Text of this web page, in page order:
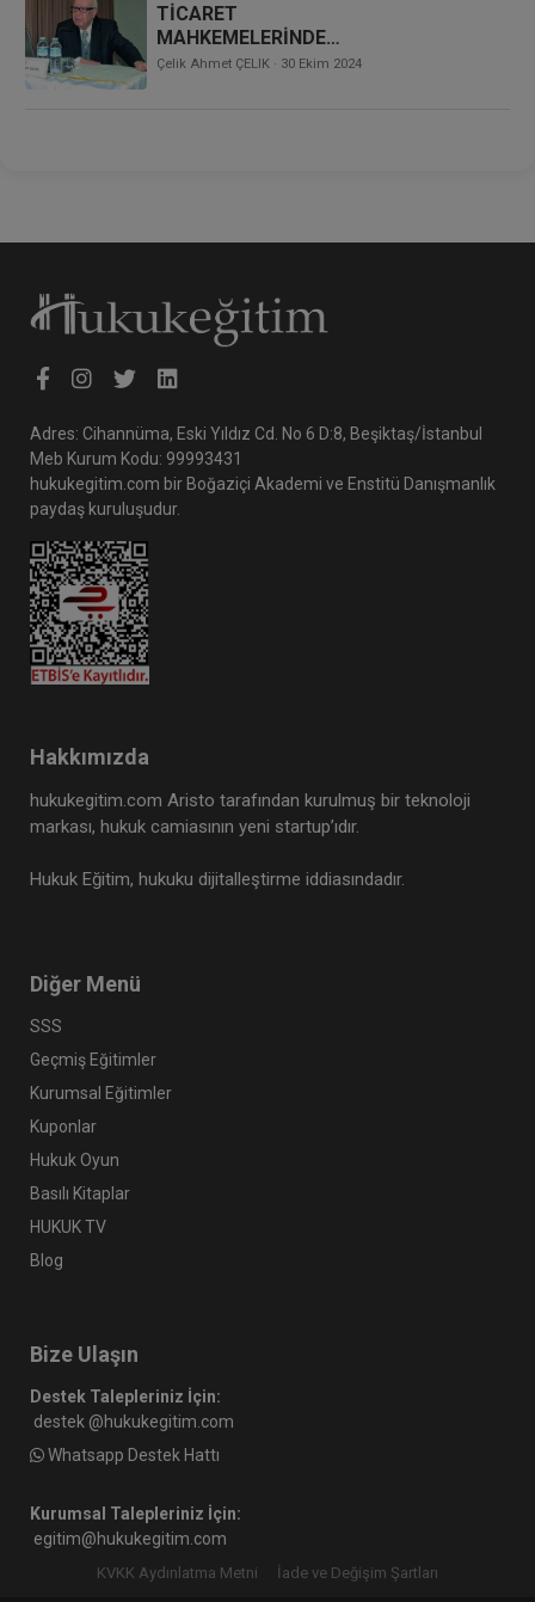
TİCARET
MAHKEMELERİNDE
ARABULUCULUK
Çelik Ahmet ÇELIK· 30 Ekim 2024
Adres: Cihannüma, Eski Yıldız Cd. No 6 D:8, Beşiktaş/İstanbul
Meb Kurum Kodu: 99993431
hukukegitim.com bir Boğaziçi Akademi ve Enstitü Danışmanlık
paydaş kuruluşudur.
Hakkımızda
hukukegitim.com Aristo tarafından kurulmuş bir teknoloji
markası, hukuk camiasının yeni startup’ıdır.
Hukuk Eğitim, hukuku dijitalleştirme iddiasındadır.
Diğer Menü
SSS
Geçmiş Eğitimler
Kurumsal Eğitimler
Kuponlar
Hukuk Oyun
Basılı Kitaplar
HUKUK TV
Blog
Bize Ulaşın
Destek Talepleriniz İçin:
destek @hukukegitim.com
Whatsapp Destek Hattı
Kurumsal Talepleriniz İçin:
egitim@hukukegitim.com
KVKK Aydınlatma Metni İade ve Değişim Şartları